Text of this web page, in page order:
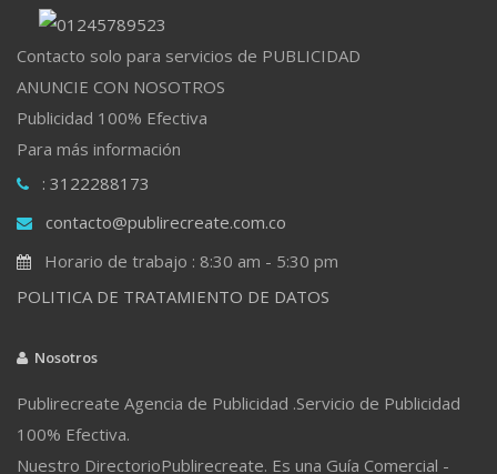
Contacto solo para servicios de PUBLICIDAD
ANUNCIE CON NOSOTROS
Publicidad 100% Efectiva
Para más información
: 3122288173
contacto@publirecreate.com.co
Horario de trabajo : 8:30 am - 5:30 pm
POLITICA DE TRATAMIENTO DE DATOS
Nosotros
Publirecreate Agencia de Publicidad .Servicio de Publicidad
100% Efectiva.
Nuestro DirectorioPublirecreate. Es una Guía Comercial -